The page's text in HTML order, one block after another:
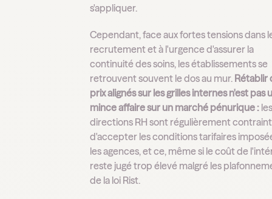
s'appliquer.
Cependant, face aux fortes tensions dans
recrutement et à l'urgence d'assurer la
continuité des soins, les établissements se
retrouvent souvent le dos au mur. Rétablir
prix alignés sur les grilles internes n'est pas
mince affaire sur un marché pénurique :
directions RH sont régulièrement
d'accepter les conditions tarifaires
les agences, et ce, même si le coût de
reste jugé trop élevé malgré les
de la loi Rist.